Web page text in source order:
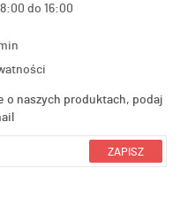
do 16:00
o naszych produktach, podaj